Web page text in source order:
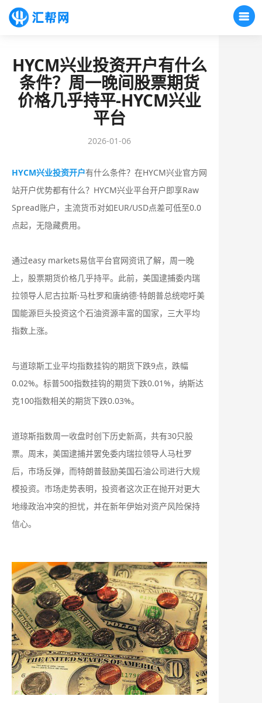
HYCM兴业投资开户有什么
条件？周一晚间股票期货
价格几乎持平-HYCM兴业
平台
2026-01-06
HYCM兴业投资开户有什么条件？在HYCM兴业官方网
站开户优势都有什么？‌‌HYCM兴业平台开户即享‌Raw
Spread账户‌，主流货币对如EUR/USD点差可低至‌0.0
点起‌，无隐藏费用。
通过easy markets易信平台官网资讯了解，周一晚
上，股票期货价格几乎持平。此前，美国逮捕委内瑞
拉领导人尼古拉斯·马杜罗和唐纳德·特朗普总统唿吁美
国能源巨头投资这个石油资源丰富的国家，三大平均
指数上涨。
与道琼斯工业平均指数挂钩的期货下跌9点，跌幅
0.02%。标普500指数挂钩的期货下跌0.01%，纳斯达
克100指数相关的期货下跌0.03%。
道琼斯指数周一收盘时创下历史新高，共有30只股
票。周末，美国逮捕并罢免委内瑞拉领导人马杜罗
后，市场反弹，而特朗普鼓励美国石油公司进行大规
模投资。市场走势表明，投资者这次正在抛开对更大
地缘政治冲突的担忧，并在新年伊始对资产风险保持
信心。